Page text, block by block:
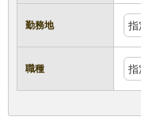
勤務地 指
職種 指